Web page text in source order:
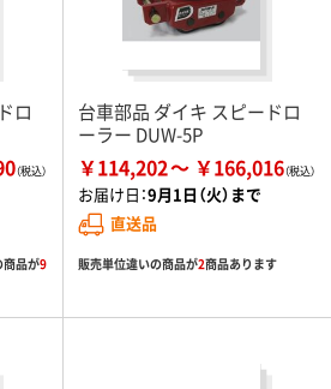
ロ
商品が9
台車部品 ダイキ スピードロ
ーラー DUW-5P
￥114,202 ￥166,016
お届け日：9月1日（火）まで
直送品
販売単位違いの商品が2商品あります